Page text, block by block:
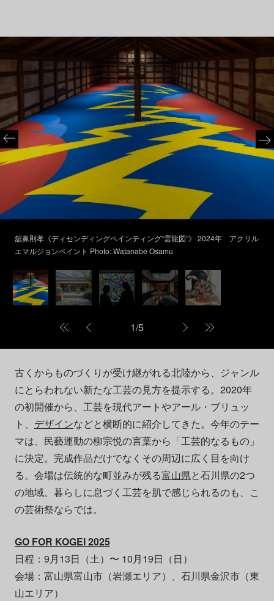
舘⿐則孝《ディセンディングペインティング“雲⿓図”》 2024年 アクリル
エマルジョンペイント Photo: Watanabe Osamu
1/5
古くからものづくりが受け継がれる北陸から、ジャンル
にとらわれない新たな⼯芸の⾒⽅を提示する。2020年
の初開催から、工芸を現代アートやアール・ブリュッ
ト、 デザインなどと横断的に紹介してきた。今年のテー
マは、⺠藝運動の柳宗悦の⾔葉から「⼯芸的なるもの」
に決定。完成作品だけでなくその周辺に広く目を向け
る。会場は伝統的な町並みが残る富山県と石川県の2つ
の地域。暮らしに息づく工芸を肌で感じられるのも、こ
の芸術祭ならでは。
GO FOR KOGEI 2025
日程：9月13日（土）〜 10月19日（日）
会場：富山県富山市（岩瀬エリア）、石川県金沢市（東
山エリア）